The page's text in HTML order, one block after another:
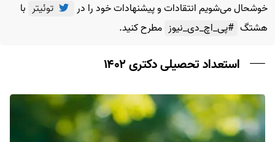
خوشحال می‌شویم انتقادات و پیشنهادات خود را در توئیتر با
هشتگ #پی_اچ_دی_نیوز مطرح کنید.
استعداد تحصیلی دکتری ۱۴۰۲